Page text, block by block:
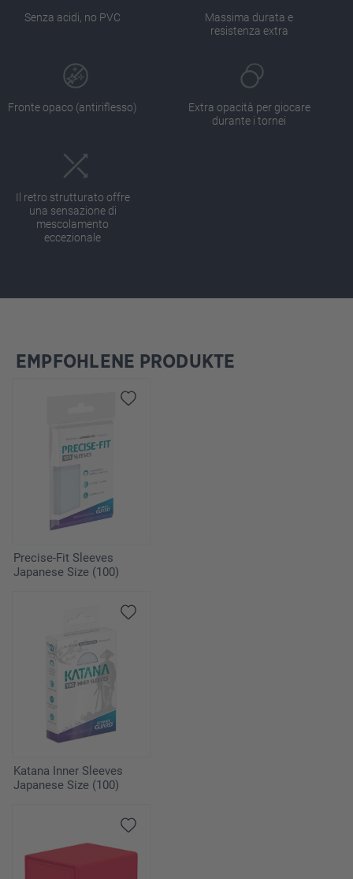
Senza acidi, no PVC
Massima durata e
resistenza extra
Fronte opaco (antiriflesso)
Extra opacità per giocare
durante i tornei
Il retro strutturato offre
una sensazione di
mescolamento
eccezionale
Salta la galleria dei prodotti
EMPFOHLENE PRODUKTE
Precise-Fit Sleeves
Japanese Size (100)
Katana Inner Sleeves
Japanese Size (100)